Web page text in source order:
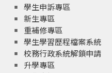
學生申訴專區
新生專區
重補修專區
學生學習歷程檔案系統
校務行政系統解鎖申請
升學專區